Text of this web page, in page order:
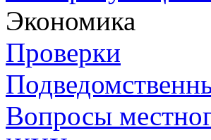
Экономика
Проверки
Вопросы